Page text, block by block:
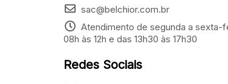
sac@belchior.com.br
Atendimento de segunda a sexta-
08h às 12h e das 13h30 às 17h30
Redes Sociais